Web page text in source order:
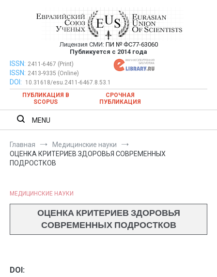
Евразийский Союз Ученых —
публикация научных статей в
ежемесячном научном журнале
Лицензия СМИ: ПИ № ФС77-63060
Публикуется с 2014 года
Евразийский Союз Ученых — публикация научных статей в
ежемесячном научном журнале
ISSN: 2411-6467 (Print)
ISSN: 2413-9335 (Online)
DOI:
10.31618/esu.2411-6467.8.53.1
ПУБЛИКАЦИЯ В
SCOPUS
СРОЧНАЯ
ПУБЛИКАЦИЯ
MENU
Главная
Медицинские науки
ОЦЕНКА КРИТЕРИЕВ ЗДОРОВЬЯ СОВРЕМЕННЫХ
ПОДРОСТКОВ
МЕДИЦИНСКИЕ НАУКИ
ОЦЕНКА КРИТЕРИЕВ ЗДОРОВЬЯ
СОВРЕМЕННЫХ ПОДРОСТКОВ
DOI: